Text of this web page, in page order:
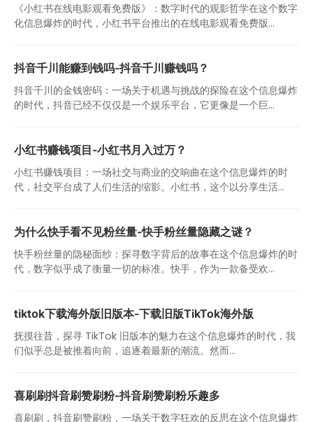
《小红书在线电影观看免费版》：数字时代的观影哲学在这个数字
化信息爆炸的时代，小红书平台推出的在线电影观看免费版...
抖音千川能赚到钱吗-抖音千川赚钱吗？
抖音千川的金钱密码：一场关于机遇与挑战的探险在这个信息爆炸
的时代，抖音已经不仅仅是一个娱乐平台，它更像是一个巨...
小红书赚钱项目-小红书月入过万？
小红书赚钱项目：一场社交与商业的交响曲在这个信息爆炸的时
代，社交平台成了人们生活的缩影。小红书，这个以分享生活...
为什么快手看不见粉丝量-快手粉丝量隐藏之谜？
快手粉丝量的隐秘面纱：探寻数字背后的故事在这个信息爆炸的时
代，数字似乎成了衡量一切的标准。快手，作为一款备受欢...
tiktok下载海外版旧版本-下载旧版TikTok海外版
抚摸往昔，探寻 TikTok 旧版本的魅力在这个信息爆炸的时代，我
们似乎总是被推着向前，追逐着最新的潮流。然而...
喜刷刷抖音刷赞刷粉-抖音刷赞刷粉乐趣多
喜刷刷，抖音刷赞刷粉，一场关于数字狂欢的反思在这个信息爆炸